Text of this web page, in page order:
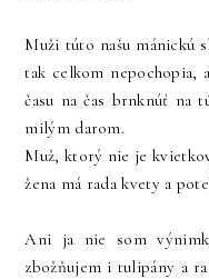
Muži túto našu mánickú
tak celkom nepochopia,
času na čas brnknúť na
milým darom.
Muž, ktorý nie je
žena má rada kvety a
Ani ja nie som
zbožňujem i tulipány a